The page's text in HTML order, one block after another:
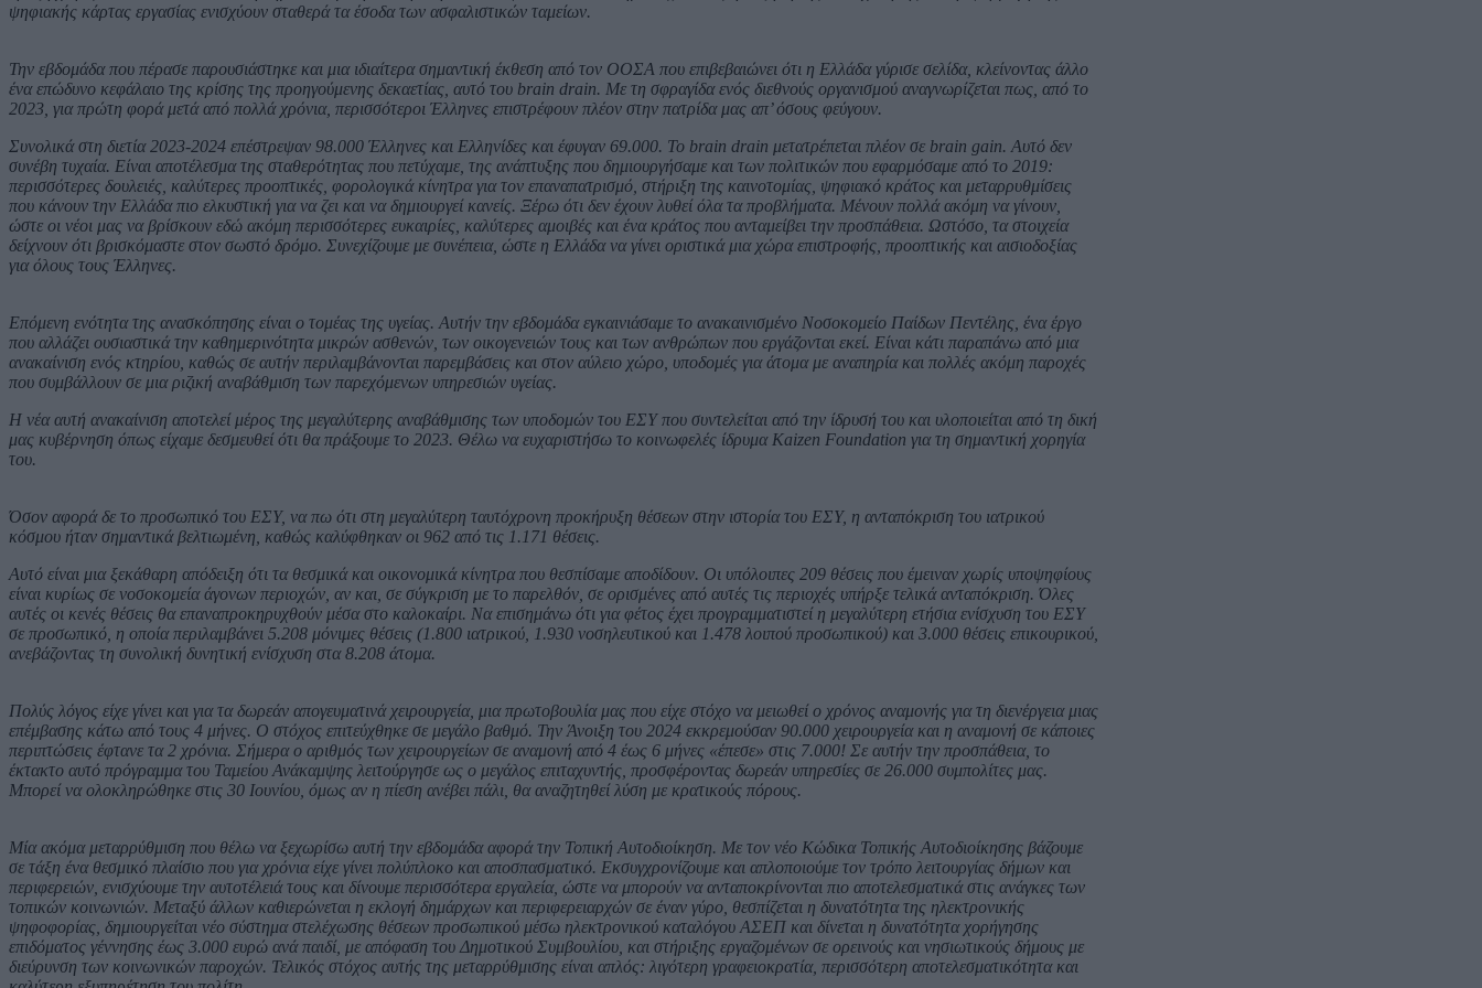
ψηφιακής κάρτας εργασίας ενισχύουν σταθερά τα έσοδα των ασφαλιστικών ταμείων.
Την εβδομάδα που πέρασε παρουσιάστηκε και μια ιδιαίτερα σημαντική έκθεση από τον ΟΟΣΑ που επιβεβαιώνει ότι η Ελλάδα γύρισε σελίδα, κλείνοντας άλλο
ένα επώδυνο κεφάλαιο της κρίσης της προηγούμενης δεκαετίας, αυτό του brain drain. Με τη σφραγίδα ενός διεθνούς οργανισμού αναγνωρίζεται πως, από το
2023, για πρώτη φορά μετά από πολλά χρόνια, περισσότεροι Έλληνες επιστρέφουν πλέον στην πατρίδα μας απ’ όσους φεύγουν.
Συνολικά στη διετία 2023-2024 επέστρεψαν 98.000 Έλληνες και Ελληνίδες και έφυγαν 69.000. Το brain drain μετατρέπεται πλέον σε brain gain. Αυτό δεν
συνέβη τυχαία. Είναι αποτέλεσμα της σταθερότητας που πετύχαμε, της ανάπτυξης που δημιουργήσαμε και των πολιτικών που εφαρμόσαμε από το 2019:
περισσότερες δουλειές, καλύτερες προοπτικές, φορολογικά κίνητρα για τον επαναπατρισμό, στήριξη της καινοτομίας, ψηφιακό κράτος και μεταρρυθμίσεις
που κάνουν την Ελλάδα πιο ελκυστική για να ζει και να δημιουργεί κανείς. Ξέρω ότι δεν έχουν λυθεί όλα τα προβλήματα. Μένουν πολλά ακόμη να γίνουν,
ώστε οι νέοι μας να βρίσκουν εδώ ακόμη περισσότερες ευκαιρίες, καλύτερες αμοιβές και ένα κράτος που ανταμείβει την προσπάθεια. Ωστόσο, τα στοιχεία
δείχνουν ότι βρισκόμαστε στον σωστό δρόμο. Συνεχίζουμε με συνέπεια, ώστε η Ελλάδα να γίνει οριστικά μια χώρα επιστροφής, προοπτικής και αισιοδοξίας
για όλους τους Έλληνες.
Επόμενη ενότητα της ανασκόπησης είναι ο τομέας της υγείας. Αυτήν την εβδομάδα εγκαινιάσαμε το ανακαινισμένο Νοσοκομείο Παίδων Πεντέλης, ένα έργο
που αλλάζει ουσιαστικά την καθημερινότητα μικρών ασθενών, των οικογενειών τους και των ανθρώπων που εργάζονται εκεί. Είναι κάτι παραπάνω από μια
ανακαίνιση ενός κτηρίου, καθώς σε αυτήν περιλαμβάνονται παρεμβάσεις και στον αύλειο χώρο, υποδομές για άτομα με αναπηρία και πολλές ακόμη παροχές
που συμβάλλουν σε μια ριζική αναβάθμιση των παρεχόμενων υπηρεσιών υγείας.
Η νέα αυτή ανακαίνιση αποτελεί μέρος της μεγαλύτερης αναβάθμισης των υποδομών του ΕΣΥ που συντελείται από την ίδρυσή του και υλοποιείται από τη δική
μας κυβέρνηση όπως είχαμε δεσμευθεί ότι θα πράξουμε το 2023. Θέλω να ευχαριστήσω το κοινωφελές ίδρυμα Kaizen Foundation για τη σημαντική χορηγία
του.
Όσον αφορά δε το προσωπικό του ΕΣΥ, να πω ότι στη μεγαλύτερη ταυτόχρονη προκήρυξη θέσεων στην ιστορία του ΕΣΥ, η ανταπόκριση του ιατρικού
κόσμου ήταν σημαντικά βελτιωμένη, καθώς καλύφθηκαν οι 962 από τις 1.171 θέσεις.
Αυτό είναι μια ξεκάθαρη απόδειξη ότι τα θεσμικά και οικονομικά κίνητρα που θεσπίσαμε αποδίδουν. Οι υπόλοιπες 209 θέσεις που έμειναν χωρίς υποψηφίους
είναι κυρίως σε νοσοκομεία άγονων περιοχών, αν και, σε σύγκριση με το παρελθόν, σε ορισμένες από αυτές τις περιοχές υπήρξε τελικά ανταπόκριση. Όλες
αυτές οι κενές θέσεις θα επαναπροκηρυχθούν μέσα στο καλοκαίρι. Να επισημάνω ότι για φέτος έχει προγραμματιστεί η μεγαλύτερη ετήσια ενίσχυση του ΕΣΥ
σε προσωπικό, η οποία περιλαμβάνει 5.208 μόνιμες θέσεις (1.800 ιατρικού, 1.930 νοσηλευτικού και 1.478 λοιπού προσωπικού) και 3.000 θέσεις επικουρικού,
ανεβάζοντας τη συνολική δυνητική ενίσχυση στα 8.208 άτομα.
Πολύς λόγος είχε γίνει και για τα δωρεάν απογευματινά χειρουργεία, μια πρωτοβουλία μας που είχε στόχο να μειωθεί ο χρόνος αναμονής για τη διενέργεια μιας
επέμβασης κάτω από τους 4 μήνες. Ο στόχος επιτεύχθηκε σε μεγάλο βαθμό. Την Άνοιξη του 2024 εκκρεμούσαν 90.000 χειρουργεία και η αναμονή σε κάποιες
περιπτώσεις έφτανε τα 2 χρόνια. Σήμερα ο αριθμός των χειρουργείων σε αναμονή από 4 έως 6 μήνες «έπεσε» στις 7.000! Σε αυτήν την προσπάθεια, το
έκτακτο αυτό πρόγραμμα του Ταμείου Ανάκαμψης λειτούργησε ως ο μεγάλος επιταχυντής, προσφέροντας δωρεάν υπηρεσίες σε 26.000 συμπολίτες μας.
Μπορεί να ολοκληρώθηκε στις 30 Ιουνίου, όμως αν η πίεση ανέβει πάλι, θα αναζητηθεί λύση με κρατικούς πόρους.
Μία ακόμα μεταρρύθμιση που θέλω να ξεχωρίσω αυτή την εβδομάδα αφορά την Τοπική Αυτοδιοίκηση. Με τον νέο Κώδικα Τοπικής Αυτοδιοίκησης βάζουμε
σε τάξη ένα θεσμικό πλαίσιο που για χρόνια είχε γίνει πολύπλοκο και αποσπασματικό. Εκσυγχρονίζουμε και απλοποιούμε τον τρόπο λειτουργίας δήμων και
περιφερειών, ενισχύουμε την αυτοτέλειά τους και δίνουμε περισσότερα εργαλεία, ώστε να μπορούν να ανταποκρίνονται πιο αποτελεσματικά στις ανάγκες των
τοπικών κοινωνιών. Μεταξύ άλλων καθιερώνεται η εκλογή δημάρχων και περιφερειαρχών σε έναν γύρο, θεσπίζεται η δυνατότητα της ηλεκτρονικής
ψηφοφορίας, δημιουργείται νέο σύστημα στελέχωσης θέσεων προσωπικού μέσω ηλεκτρονικού καταλόγου ΑΣΕΠ και δίνεται η δυνατότητα χορήγησης
επιδόματος γέννησης έως 3.000 ευρώ ανά παιδί, με απόφαση του Δημοτικού Συμβουλίου, και στήριξης εργαζομένων σε ορεινούς και νησιωτικούς δήμους με
διεύρυνση των κοινωνικών παροχών. Τελικός στόχος αυτής της μεταρρύθμισης είναι απλός: λιγότερη γραφειοκρατία, περισσότερη αποτελεσματικότητα και